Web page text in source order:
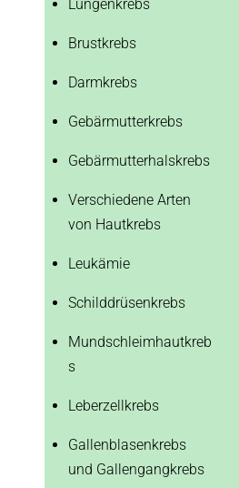
Lungenkrebs
Brustkrebs
Darmkrebs
Gebärmutterkrebs
Gebärmutterhalskrebs
Verschiedene Arten
von Hautkrebs
Leukämie
Schilddrüsenkrebs
Mundschleimhautkreb
s
Leberzellkrebs
Gallenblasenkrebs
und Gallengangkrebs